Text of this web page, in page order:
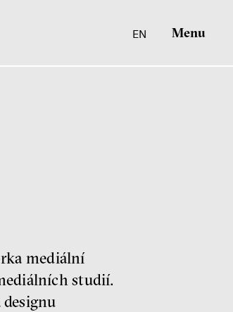
EN Menu
mediální
studií.